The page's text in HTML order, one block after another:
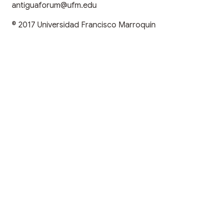
antiguaforum@ufm.edu
© 2017 Universidad Francisco Marroquín